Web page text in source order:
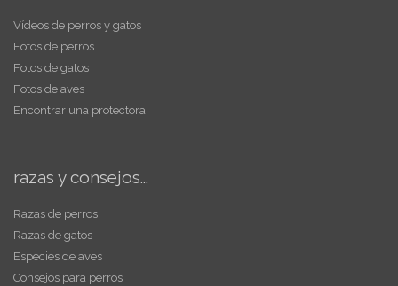
Vídeos de perros y gatos
Fotos de perros
Fotos de gatos
Fotos de aves
Encontrar una protectora
razas y consejos...
Razas de perros
Razas de gatos
Especies de aves
Consejos para perros